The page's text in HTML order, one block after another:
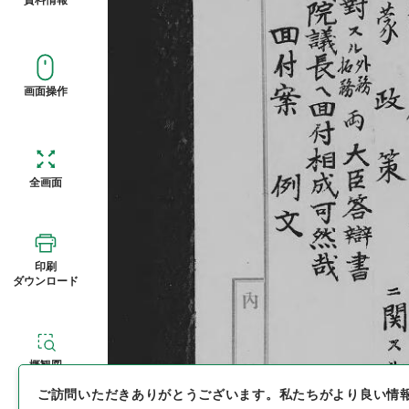
画面操作
全画面
印刷
ダウンロード
概観図
ご訪問いただきありがとうございます。 私たちがより良い情